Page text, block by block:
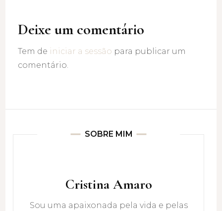
Deixe um comentário
Tem de iniciar a sessão para publicar um
comentário.
SOBRE MIM
Cristina Amaro
Sou uma apaixonada pela vida e pelas